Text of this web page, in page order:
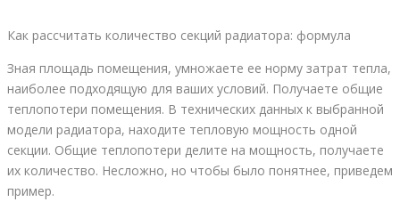
Как рассчитать количество секций радиатора: формула
Зная площадь помещения, умножаете ее норму затрат тепла,
наиболее подходящую для ваших условий. Получаете общие
теплопотери помещения. В технических данных к выбранной
модели радиатора, находите тепловую мощность одной
секции. Общие теплопотери делите на мощность, получаете
их количество. Несложно, но чтобы было понятнее, приведем
пример.